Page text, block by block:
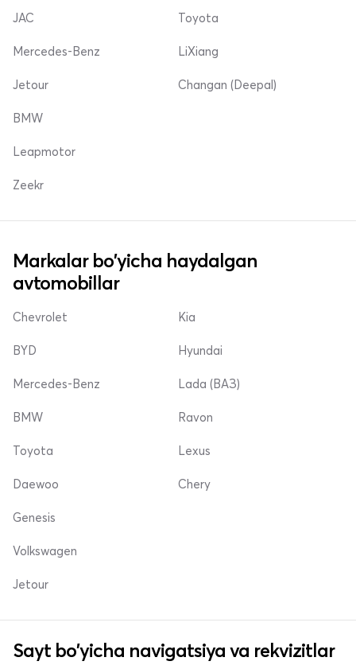
JAC
Mercedes-Benz
Jetour
Toyota
LiXiang
Changan (Deepal)
BMW
Leapmotor
Zeekr
Markalar bo'yicha haydalgan
avtomobillar
Chevrolet
BYD
Mercedes-Benz
Kia
Hyundai
Lada (ВАЗ)
BMW
Toyota
Daewoo
Ravon
Lexus
Chery
Genesis
Volkswagen
Jetour
Sayt bo'yicha navigatsiya va rekvizitlar